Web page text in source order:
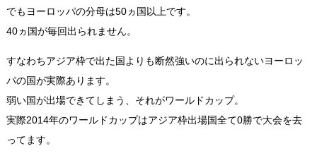
でもヨーロッパの分母は50ヵ国以上です。
40ヵ国が毎回出られません。
すなわちアジア枠で出た国よりも断然強いのに出られないヨーロッ
パの国が実際あります。
弱い国が出場できてしまう、それがワールドカップ。
実際2014年のワールドカップはアジア枠出場国全て0勝で大会を去
ってます。